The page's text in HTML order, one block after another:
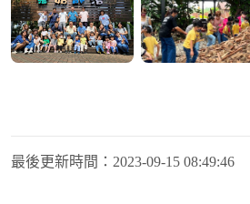
最後更新時間： 2023-09-15 08:49:46